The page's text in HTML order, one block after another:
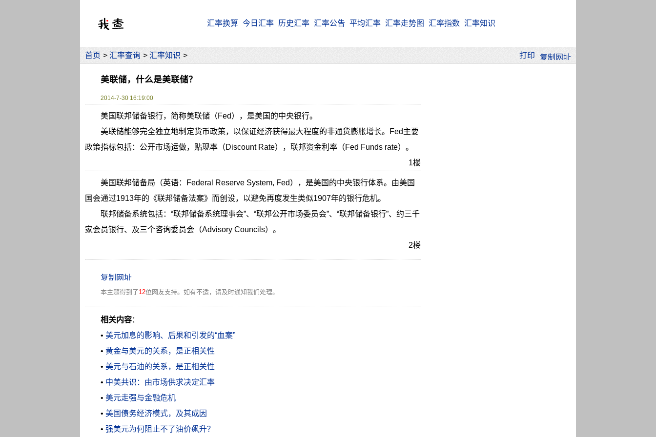
汇率换算 今日汇率 历史汇率 汇率公告 平均汇率 汇率走势图 汇率指数 汇率知识
首页 > 汇率查询 > 汇率知识 > 打印
美联储，什么是美联储？
2014-7-30 16:19:00
美国联邦储备银行，简称美联储（Fed），是美国的中央银行。
美联储能够完全独立地制定货币政策，以保证经济获得最大程度的非通货膨胀增长。Fed主要
政策指标包括：公开市场运做，贴现率（Discount Rate），联邦资金利率（Fed Funds rate）。
1楼
美国联邦储备局（英语：Federal Reserve System, Fed），是美国的中央银行体系。由美国
国会通过1913年的《联邦储备法案》而创设，以避免再度发生类似1907年的银行危机。
联邦储备系统包括：“联邦储备系统理事会”、“联邦公开市场委员会”、“联邦储备银行”、约三千
家会员银行、及三个咨询委员会（Advisory Councils）。
2楼
本主题得到了12位网友支持。如有不适，请及时通知我们处理。
相关内容：
• 美元加息的影响、后果和引发的“血案”
• 黄金与美元的关系，是正相关性
• 美元与石油的关系，是正相关性
• 中美共识：由市场供求决定汇率
• 美元走强与金融危机
• 美国债务经济模式，及其成因
• 强美元为何阻止不了油价飙升？